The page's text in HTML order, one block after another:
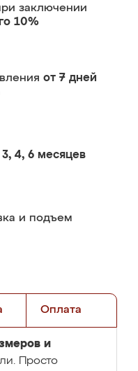
заключении
10%
от 7 дней
3, 4, 6 месяцев
и подъем
Оплата
и
Просто